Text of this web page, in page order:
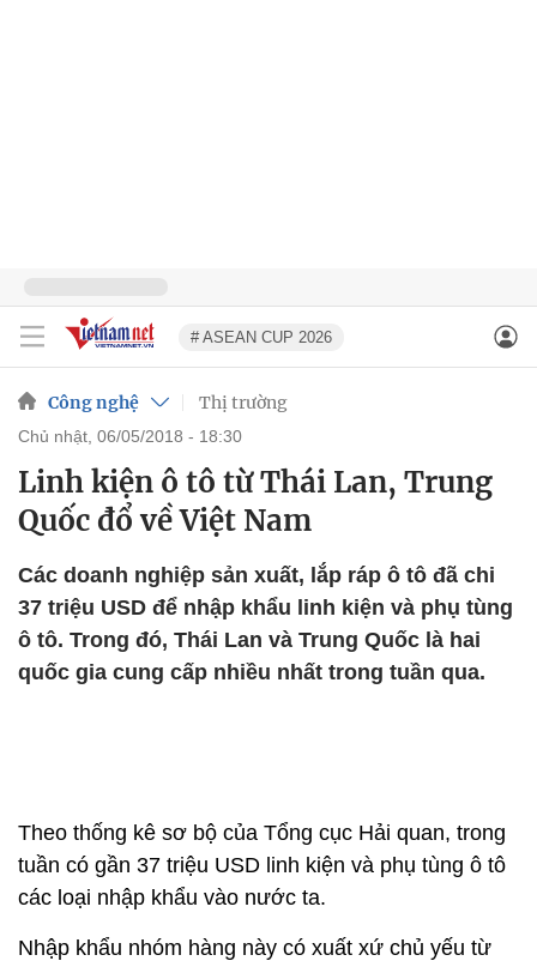
# ASEAN CUP 2026
Công nghệ Thị trường
chủ nhật, 06/05/2018 - 18:30
Linh kiện ô tô từ Thái Lan, Trung
Quốc đổ về Việt Nam
Các doanh nghiệp sản xuất, lắp ráp ô tô đã chi
37 triệu USD để nhập khẩu linh kiện và phụ tùng
ô tô. Trong đó, Thái Lan và Trung Quốc là hai
quốc gia cung cấp nhiều nhất trong tuần qua.
Theo thống kê sơ bộ của Tổng cục Hải quan, trong
tuần có gần 37 triệu USD linh kiện và phụ tùng ô tô
các loại nhập khẩu vào nước ta.
Nhập khẩu nhóm hàng này có xuất xứ chủ yếu từ